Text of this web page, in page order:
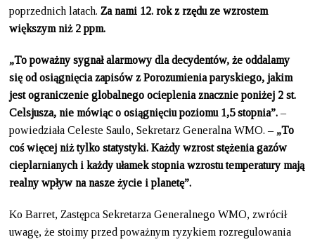
poprzednich latach.Za nami 12. rok z rzędu ze wzrostem
większym niż 2 ppm.
„To poważny sygnał alarmowy dla decydentów, że oddalamy
się od osiągnięcia zapisów z Porozumienia paryskiego, jakim
jest ograniczenie globalnego ocieplenia znacznie poniżej 2 st.
Celsjusza, nie mówiąc o osiągnięciu poziomu 1,5 stopnia”. –
powiedziała Celeste Saulo, Sekretarz Generalna WMO. – „To
coś więcej niż tylko statystyki. Każdy wzrost stężenia gazów
cieplarnianych i każdy ułamek stopnia wzrostu temperatury mają
realny wpływ na nasze życie i planetę”.
Ko Barret, Zastępca Sekretarza Generalnego WMO, zwrócił
uwagę, że ​​stoimy przed poważnym ryzykiem rozregulowania